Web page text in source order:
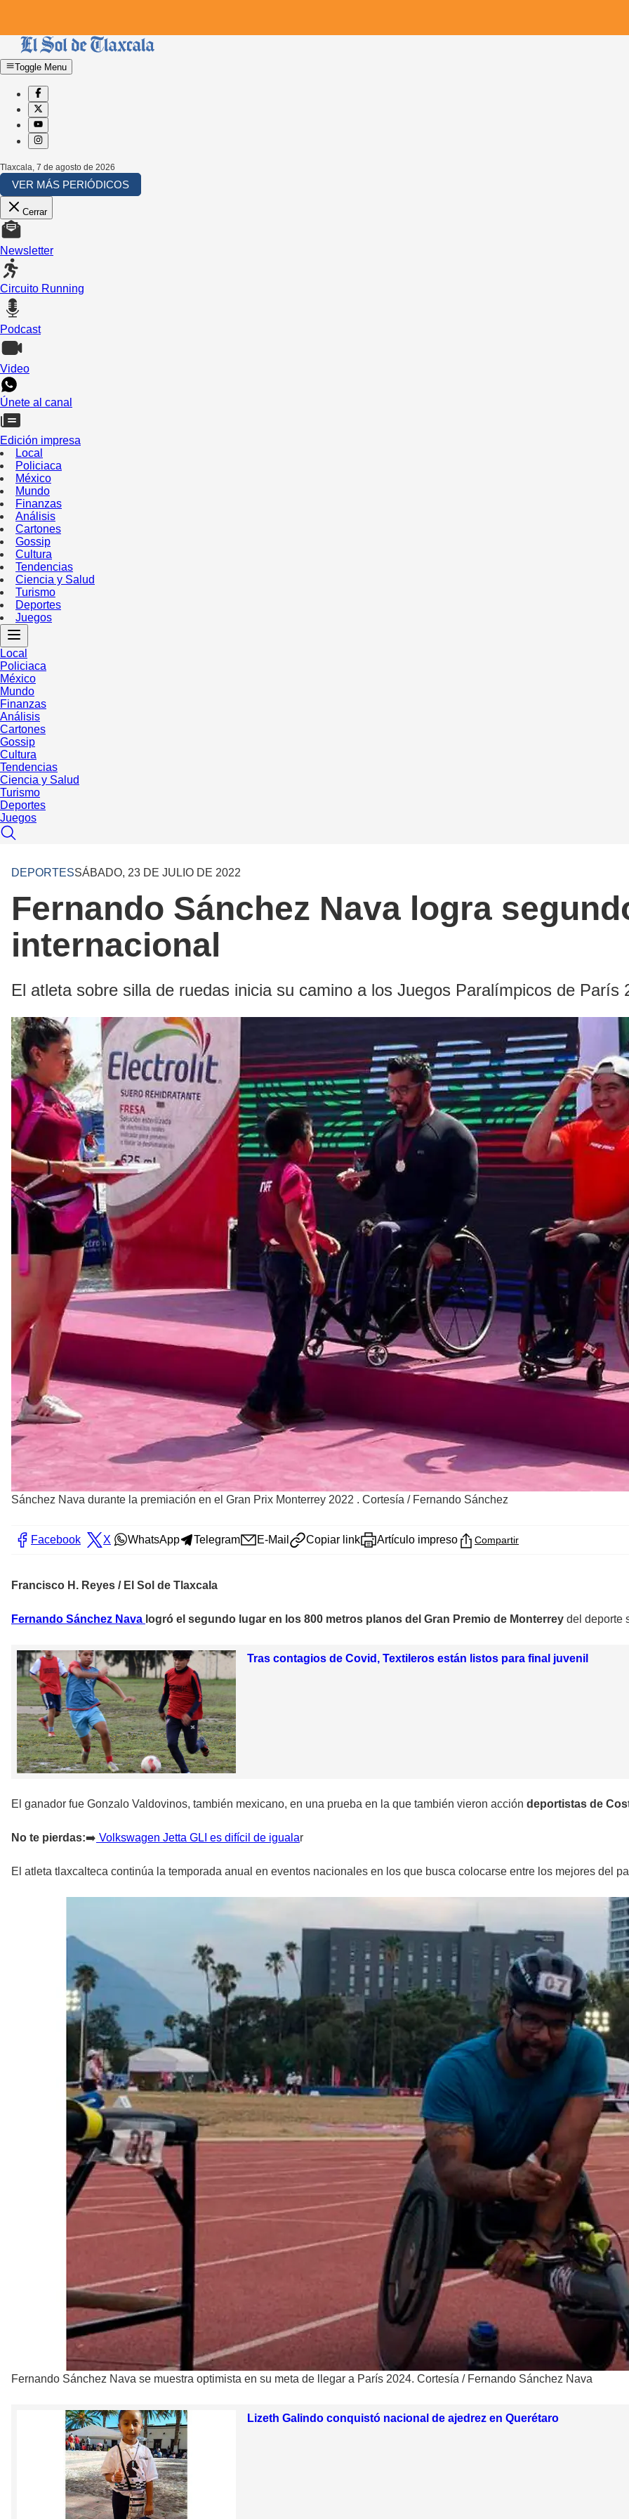
Toggle Menu
Tlaxcala 7 de agosto de 2026
VER MÁS PERIÓDICOS
Cerrar
Newsletter
Circuito Running
Podcast
Video
Únete al canal
Edición impresa
Local
Policiaca
México
Mundo
Finanzas
Análisis
Cartones
Gossip
Cultura
Tendencias
Ciencia y Salud
Turismo
Deportes
Juegos
Local
Policiaca
México
Mundo
Finanzas
Análisis
Cartones
Gossip
Cultura
Tendencias
Ciencia y Salud
Turismo
Deportes
Juegos
DEPORTESSÁBADO, 23 DE JULIO DE 2022
Fernando Sánchez Nava logra
internacional
El atleta sobre silla de ruedas inicia su camino a los Juegos Paralímpicos de París
Sánchez Nava durante la premiación en el Gran Prix Monterrey 2022 . Cortesía / Fernando Sánchez
Facebook X WhatsApp Telegram E-Mail Copiar link Artículo impreso Compartir
Francisco H. Reyes / El Sol de Tlaxcala
Fernando Sánchez Nava logró el segundo lugar en los 800 metros planos del Gran Premio de Monterrey del deporte
Tras contagios de Covid, Textileros están listos para final juvenil
El ganador fue Gonzalo Valdovinos, también mexicano, en una prueba en la que también vieron acción deportistas de
No te pierdas:➡️ Volkswagen Jetta GLI es difícil de igualar
El atleta tlaxcalteca continúa la temporada anual en eventos nacionales en los que busca colocarse entre los mejores del
Fernando Sánchez Nava se muestra optimista en su meta de llegar a París 2024. Cortesía / Fernando Sánchez Nava
Lizeth Galindo conquistó nacional de ajedrez en Querétaro